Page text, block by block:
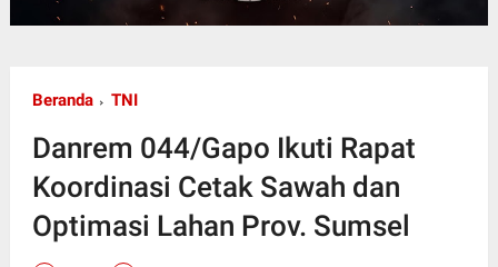
Beranda TNI
Danrem 044/Gapo Ikuti Rapat
Koordinasi Cetak Sawah dan
Optimasi Lahan Prov. Sumsel